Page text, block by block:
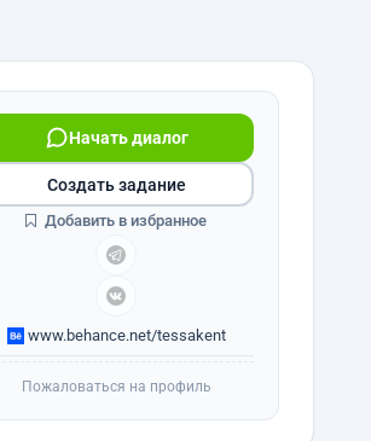
Начать диалог
www.behance.net/tessakent
Создать задание
Добавить в избранное
Пожаловаться на профиль